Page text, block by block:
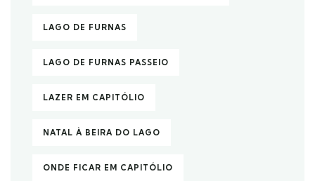
LAGO DE FURNAS
LAGO DE FURNAS PASSEIO
LAZER EM CAPITÓLIO
NATAL À BEIRA DO LAGO
ONDE FICAR EM CAPITÓLIO